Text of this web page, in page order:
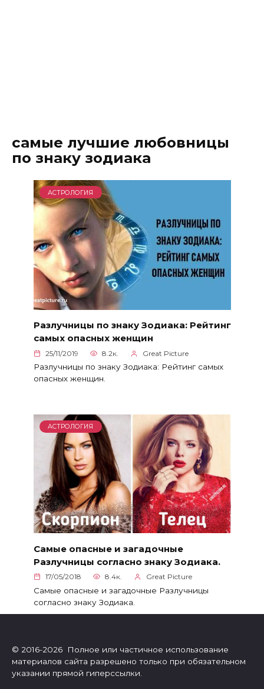
самые лучшие любовницы
по знаку зодиака
АСТРОЛОГИЯ
Разлучницы по знаку Зодиака: Рейтинг
самых опасных женщин
25/11/2019 8.2к. Great Picture
Разлучницы по знаку Зодиака: Рейтинг самых
опасных женщин.
АСТРОЛОГИЯ
Самые опасные и загадочные
Разлучницы согласно знаку Зодиака.
17/05/2018 8.4к. Great Picture
Самые опасные и загадочные Разлучницы
согласно знаку Зодиака.
© 2016-2026 Полное или частичное использование
материалов сайта разрешено только при обязательном
указании прямой гиперссылки.